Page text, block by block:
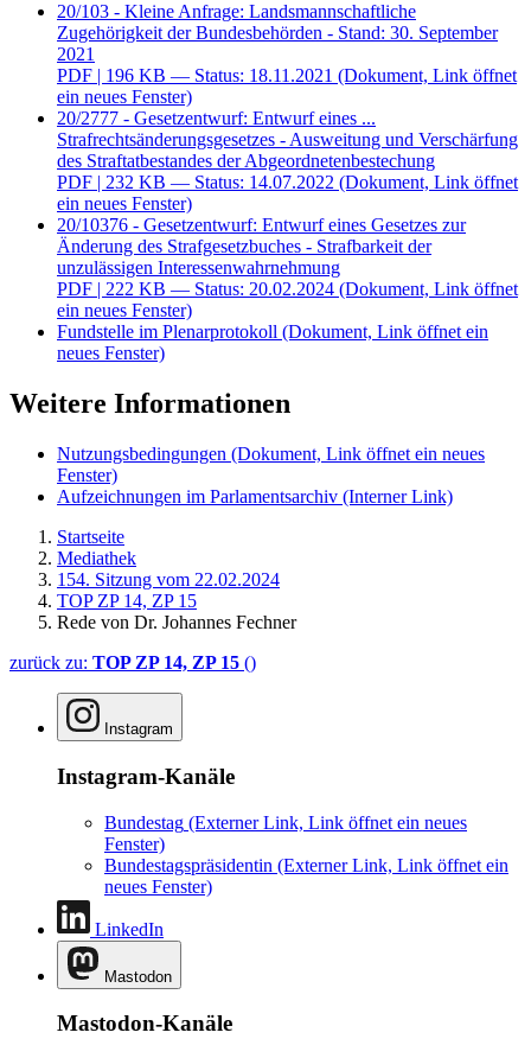
20/103 - Kleine Anfrage: Landsmannschaftliche
Zugehörigkeit der Bundesbehörden - Stand: 30. September
2021
PDF | 196 KB — Status: 18.11.2021 (Dokument, Link öffnet
ein neues Fenster)
20/2777 - Gesetzentwurf: Entwurf eines ...
Strafrechtsänderungsgesetzes - Ausweitung und Verschärfung
des Straftatbestandes der Abgeordnetenbestechung
PDF | 232 KB — Status: 14.07.2022 (Dokument, Link öffnet
ein neues Fenster)
20/10376 - Gesetzentwurf: Entwurf eines Gesetzes zur
Änderung des Strafgesetzbuches - Strafbarkeit der
unzulässigen Interessenwahrnehmung
PDF | 222 KB — Status: 20.02.2024 (Dokument, Link öffnet
ein neues Fenster)
Fundstelle im Plenarprotokoll (Dokument, Link öffnet ein
neues Fenster)
Weitere Informationen
Nutzungsbedingungen (Dokument, Link öffnet ein neues
Fenster)
Aufzeichnungen im Parlamentsarchiv (Interner Link)
Startseite
Mediathek
154. Sitzung vom 22.02.2024
TOP ZP 14, ZP 15
Rede von Dr. Johannes Fechner
zurück zu: TOP ZP 14, ZP 15 ()
Instagram
Instagram-Kanäle
Bundestag (Externer Link, Link öffnet ein neues
Fenster)
Bundestagspräsidentin (Externer Link, Link öffnet ein
neues Fenster)
LinkedIn
Mastodon
Mastodon-Kanäle